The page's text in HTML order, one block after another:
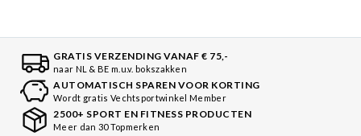
GRATIS VERZENDING VANAF € 75,-
naar NL & BE m.u.v. bokszakken
AUTOMATISCH SPAREN VOOR KORTING
Wordt gratis Vechtsportwinkel Member
2500+ SPORT EN FITNESS PRODUCTEN
Meer dan 30 Topmerken